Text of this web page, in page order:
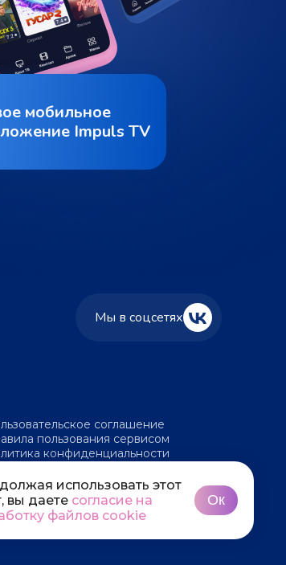
мобильное
Impuls TV
Мы в соцсетях
соглашение
пользования сервисом
конфиденциальности
использовать этот
вы даете согласие на
файлов cookie
Ок